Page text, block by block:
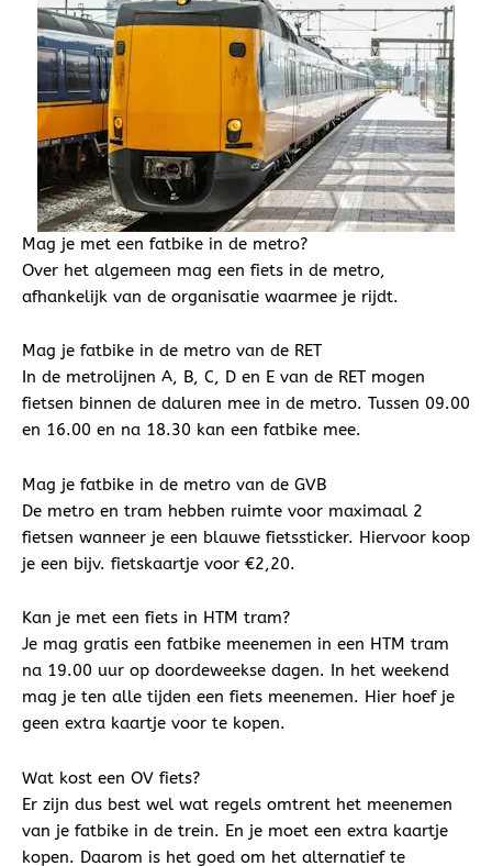
Mag je met een fatbike in de metro?
Over het algemeen mag een fiets in de metro,
afhankelijk van de organisatie waarmee je rijdt.
Mag je fatbike in de metro van de RET
In de metrolijnen A, B, C, D en E van de RET mogen
fietsen binnen de daluren mee in de metro. Tussen 09.00
en 16.00 en na 18.30 kan een fatbike mee.
Mag je fatbike in de metro van de GVB
De metro en tram hebben ruimte voor maximaal 2
fietsen wanneer je een blauwe fietssticker. Hiervoor koop
je een bijv. fietskaartje voor €2,20.
Kan je met een fiets in HTM tram?
Je mag gratis een fatbike meenemen in een HTM tram
na 19.00 uur op doordeweekse dagen. In het weekend
mag je ten alle tijden een fiets meenemen. Hier hoef je
geen extra kaartje voor te kopen.
Wat kost een OV fiets?
Er zijn dus best wel wat regels omtrent het meenemen
van je fatbike in de trein. En je moet een extra kaartje
kopen. Daarom is het goed om het alternatief te